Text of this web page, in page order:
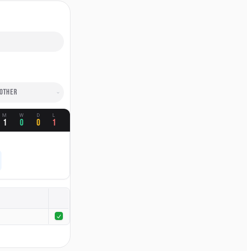
M
1
W
0
D
0
L
1